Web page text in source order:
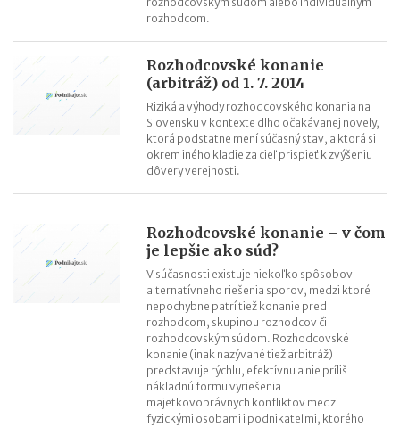
rozhodcom.
Rozhodcovské konanie
(arbitráž) od 1. 7. 2014
Riziká a výhody rozhodcovského konania na
Slovensku v kontexte dlho očakávanej novely,
ktorá podstatne mení súčasný stav, a ktorá si
okrem iného kladie za cieľ prispieť k zvýšeniu
dôvery verejnosti.
Rozhodcovské konanie – v čom
je lepšie ako súd?
V súčasnosti existuje niekoľko spôsobov
alternatívneho riešenia sporov, medzi ktoré
nepochybne patrí tiež konanie pred
rozhodcom, skupinou rozhodcov či
rozhodcovským súdom. Rozhodcovské
konanie (inak nazývané tiež arbitráž)
predstavuje rýchlu, efektívnu a nie príliš
nákladnú formu vyriešenia
majetkovoprávnych konfliktov medzi
fyzickými osobami i podnikateľmi, ktorého